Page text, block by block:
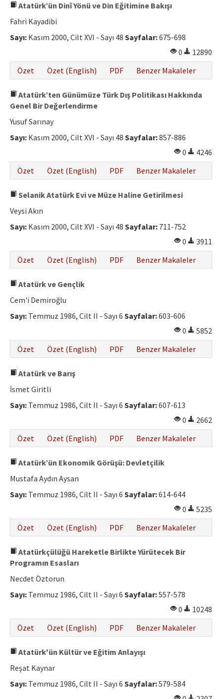
Atatürk’ün Dinî Yönü ve Din Eğitimine Bakışı
Fahri Kayadibi
Sayı: Kasım 2000, Cilt XVI - Sayı 48 Sayfalar:675-698
0
12890
Özet
Özet (English) PDF Benzer Makaleler
Atatürk’ten Günümüze Türk Dış Politikası Hakkında
Genel Bir Değerlendirme
Yusuf Sarınay
Sayı: Kasım 2000, Cilt XVI - Sayı 48 Sayfalar:857-886
0
4246
Özet
Özet (English) PDF Benzer Makaleler
Selanik Atatürk Evi ve Müze Haline Getirilmesi
Veysi Akın
Sayı: Kasım 2000, Cilt XVI - Sayı 48 Sayfalar: 711-752
0
3911
Özet
Özet (English) PDF Benzer Makaleler
Atatürk ve Gençlik
Cem'i Demiroğlu
Sayı: Temmuz 1986, Cilt II - Sayı 6 Sayfalar:603-606
0
5852
Özet
Özet (English) PDF Benzer Makaleler
Atatürk ve Barış
İsmet Giritli
Sayı: Temmuz 1986, Cilt II - Sayı 6 Sayfalar:607-613
0
2662
Özet
Özet (English) PDF Benzer Makaleler
Atatürk’ün Ekonomik Görüşü: Devletçilik
Mustafa Aydın Aysan
Sayı: Temmuz 1986, Cilt II - Sayı 6 Sayfalar:614-644
0
5235
Özet
Özet (English) PDF Benzer Makaleler
Atatürkçülüğü Hareketle Birlikte Yürütecek Bir
Programın Esasları
Necdet Öztorun
Sayı: Temmuz 1986, Cilt II - Sayı 6 Sayfalar:557-578
0
10248
Özet
Özet (English) PDF Benzer Makaleler
Atatürk'ün Kültür ve Eğitim Anlayışı
Reşat Kaynar
Sayı: Temmuz 1986, Cilt II - Sayı 6 Sayfalar:579-584